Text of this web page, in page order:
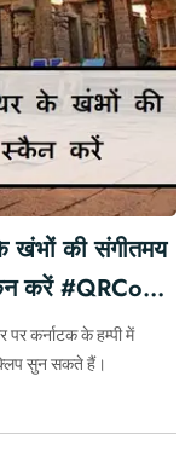
खंभों की संगीतमय
करें #QRCode
कर्नाटक के हम्पी में
सुन सकते हैं।